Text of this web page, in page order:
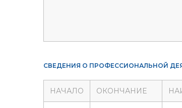
СВЕДЕНИЯ О ПРОФЕССИОНАЛЬНОЙ
НАЧАЛО ОКОНЧАНИЕ